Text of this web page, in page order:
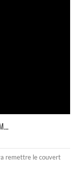
remettre le couvert